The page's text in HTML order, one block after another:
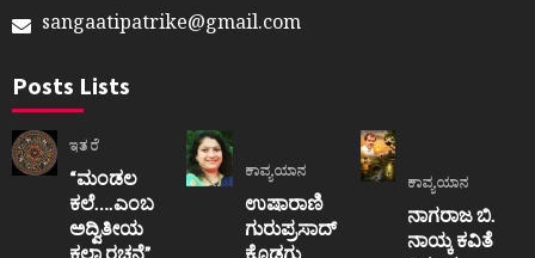
sangaatipatrike@gmail.com
Posts Lists
ಇತರೆ
“ಮಂಡಲ
ಕಲೆ….ಎಂಬ
ಅದ್ವಿತೀಯ
ಕಲಾ ರಚನೆ”‌
ಕಾವ್ಯಯಾನ
ಉಷಾರಾಣಿ
ಗುರುಪ್ರಸಾದ್
ಕೊಡಗು
ಕಾವ್ಯಯಾನ
ನಾಗರಾಜ ಬಿ.
ನಾಯ್ಕ ಕವಿತೆ